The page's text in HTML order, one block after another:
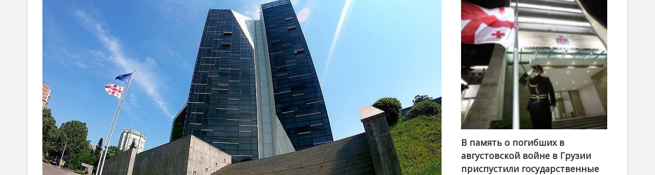
n
В память о погибших в
августовской войне в Грузии
приспустили государственные